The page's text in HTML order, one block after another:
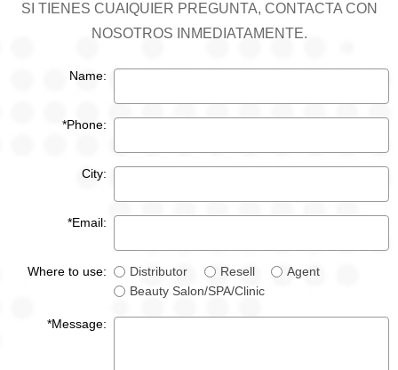
SI TIENES CUAIQUIER PREGUNTA, CONTACTA CON
NOSOTROS INMEDIATAMENTE.
Name:
*Phone:
City:
*Email:
Where to use: Distributor Resell
Agent
Beauty Salon/SPA/Clinic
*Message: